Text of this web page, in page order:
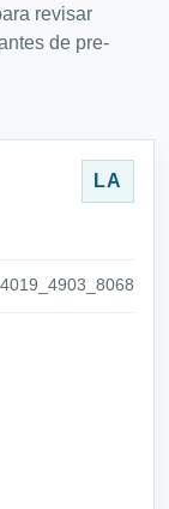
revisar
de pre-
LA